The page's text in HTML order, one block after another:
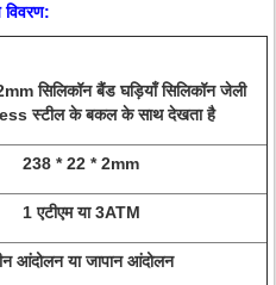
विवरण:
सिलिकॉन बैंड घड़ियाँ सिलिकॉन जेली
स्टील के बकल के साथ देखता है
238 * 22 * 2mm
1 एटीएम या 3ATM
आंदोलन या जापान आंदोलन